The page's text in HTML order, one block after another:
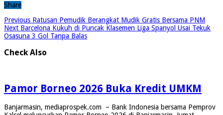
Share
Previous Ratusan Pemudik Berangkat Mudik Gratis Bersama PNM
Next Barcelona Kukuh di Puncak Klasemen Liga Spanyol Usai Tekuk
Osasuna 3 Gol Tanpa Balas
Check Also
Pamor Borneo 2026 Buka Kredit UMKM
Banjarmasin, mediaprospek.com – Bank Indonesia bersama Pemprov